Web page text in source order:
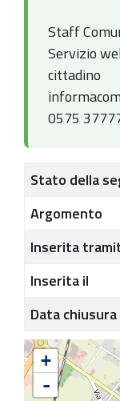
Staff
Servizio
cittadino
0575
Stato della
Argomento
Inserita
Inserita il
Data chiusura
+
-